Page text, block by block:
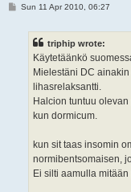
PSun 11 Apr 2010, 06:27
triphip wrote:
Käytetäänkö
Mielestäni DC
lihasrelaksantti.
Halcion tuntuu
kun dormicum.
kun sit taas insomin
normibentsomaisen,
Ei silti aamulla mitään